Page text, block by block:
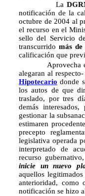
La
notificación de la
octubre de 2004 al
el recurso en el
sello del Servicio
transcurridomás de
calificación que
Aprovecha el
alegaran al
Hipotecario donde
los autos de que
traslado, por tres
demás
gestionar la
estimaren
precepto
legislativa operada
interpretado de
recurso
inicie un nuevo
aquellos
anterioridad, como
notificación se hizo